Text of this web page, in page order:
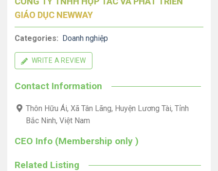
GIÁO DỤC NEWWAY
Categories: Doanh nghiệp
WRITE A REVIEW
Contact Information
Thôn Hữu Ái, Xã Tân Lãng, Huyện Lương Tài, Tỉnh
Bắc Ninh, Việt Nam
CEO Info (Membership only )
Related Listing